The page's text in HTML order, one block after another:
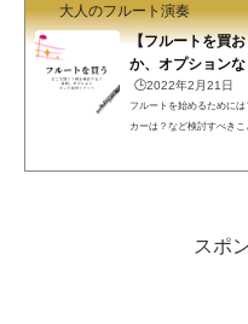
大人のフルート演奏
【フルートを買
か、オプション
🕒️2022年2月21日
フルートを始めるために
カーは？など検討すべき
スポ